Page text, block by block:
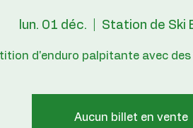
lun. 01 déc. Station de Ski
d'enduro palpitante avec
Aucun billet en vente